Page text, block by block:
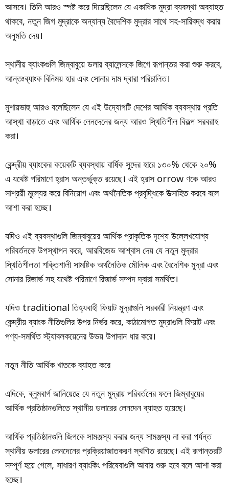
আসবে। তিনি আরও স্পষ্ট করে দিয়েছিলেন যে একাধিক মুদ্রা ব্যবস্থা অব্যাহত
থাকবে, নতুন জিগ মুদ্রাকে অন্যান্য বৈদেশিক মুদ্রার সাথে সহ-সারিবদ্ধ করার
অনুমতি দেয়।
স্থানীয় ব্যাংকগুলি জিম্বাবুয়ে ডলার ব্যালেন্সকে জিগে রূপান্তর করা শুরু করবে,
আন্তঃব্যাংক বিনিময় হার এবং সোনার দাম দ্বারা পরিচালিত।
মুশায়ভাহু আরও বলেছিলেন যে এই উদ্যোগটি দেশের আর্থিক ব্যবস্থার প্রতি
আস্থা বাড়াতে এবং আর্থিক লেনদেনের জন্য আরও স্থিতিশীল বিকল্প সরবরাহ
করা।
কেন্দ্রীয় ব্যাংকের কয়েকটি ব্যবস্থায় বার্ষিক সুদের হারে ১৩০% থেকে ২০%
এ যথেষ্ট পরিমাণে হ্রাস অন্তর্ভুক্ত রয়েছে। এই হ্রাস orrow ণকে আরও
সাশ্রয়ী মূল্যের করে বিনিয়োগ এবং অর্থনৈতিক প্রবৃদ্ধিকে উত্সাহিত করবে বলে
আশা করা হচ্ছে।
যদিও এই ব্যবস্থাগুলি জিম্বাবুয়ের আর্থিক প্রাকৃতিক দৃশ্যে উল্লেখযোগ্য
পরিবর্তনকে উপস্থাপন করে, আরবিজেড আশ্বাস দেয় যে নতুন মুদ্রার
স্থিতিশীলতা শক্তিশালী সামষ্টিক অর্থনৈতিক মৌলিক এবং বৈদেশিক মুদ্রা এবং
সোনার রিজার্ভ সহ যথেষ্ট পরিমাণে রিজার্ভ সম্পদ দ্বারা সমর্থিত।
যদিও traditional তিহ্যবাহী ফিয়াট মুদ্রাগুলি সরকারী নিয়ন্ত্রণ এবং
কেন্দ্রীয় ব্যাংক নীতিগুলির উপর নির্ভর করে, কাঠামোগত মুদ্রাগুলি ফিয়াট এবং
পণ্য-সমর্থিত স্ট্যাবলকয়েনের উভয় উপাদান ধার করে।
নতুন নীতি আর্থিক খাতকে ব্যাহত করে
এদিকে, ব্লুমবার্গ জানিয়েছে যে নতুন মুদ্রায় পরিবর্তনের ফলে জিম্বাবুয়ের
আর্থিক প্রতিষ্ঠানগুলিতে স্থানীয় ডলারের লেনদেন ব্যাহত হয়েছে।
আর্থিক প্রতিষ্ঠানগুলি জিগকে সামঞ্জস্য করার জন্য সামঞ্জস্য না করা পর্যন্ত
স্থানীয় ডলারের লেনদেনের প্রক্রিয়াজাতকরণ স্থগিত রয়েছে। এই রূপান্তরটি
সম্পূর্ণ হয়ে গেলে, সাধারণ ব্যাংকিং পরিষেবাগুলি আবার শুরু হবে বলে আশা করা
হচ্ছে।